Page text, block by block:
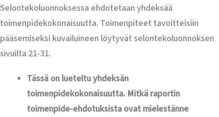
Selontekoluonnoksessa ehdotetaan yhdeksää
toimenpidekokonaisuutta. Toimenpiteet tavoitteisiin
pääsemiseksi kuvailuineen löytyvät selontekoluonnoksen
sivuilta 21-31.
Tässä on lueteltu yhdeksän
toimenpidekokonaisuutta. Mitkä raportin
toimenpide-ehdotuksista ovat mielestänne